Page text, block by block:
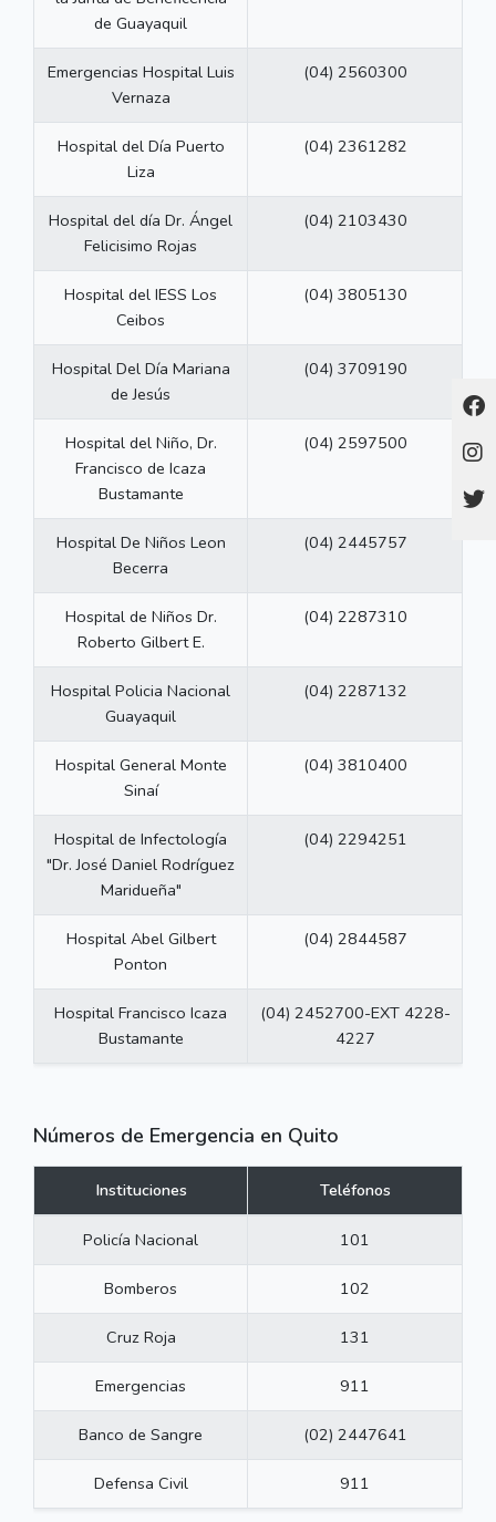
de Guayaquil
Emergencias Hospital Luis
Vernaza
(04) 2560300
Hospital del Día Puerto
Liza
(04) 2361282
Hospital del día Dr. Ángel
Felicisimo Rojas
(04) 2103430
Hospital del IESS Los
Ceibos
(04) 3805130
Hospital Del Día Mariana
de Jesús
(04) 3709190
Hospital del Niño, Dr.
Francisco de Icaza
Bustamante
(04) 2597500
Hospital De Niños Leon
Becerra
(04) 2445757
Hospital de Niños Dr.
Roberto Gilbert E.
(04) 2287310
Hospital Policia Nacional
Guayaquil
(04) 2287132
Hospital General Monte
Sinaí
(04) 3810400
Hospital de Infectología
"Dr. José Daniel Rodríguez
Maridueña"
(04) 2294251
Hospital Abel Gilbert
Ponton
(04) 2844587
Hospital Francisco Icaza
Bustamante
(04) 2452700-EXT 4228-
4227
Números de Emergencia en Quito
Instituciones Teléfonos
Policía Nacional 101
Bomberos 102
Cruz Roja 131
Emergencias 911
Banco de Sangre (02) 2447641
Defensa Civil 911